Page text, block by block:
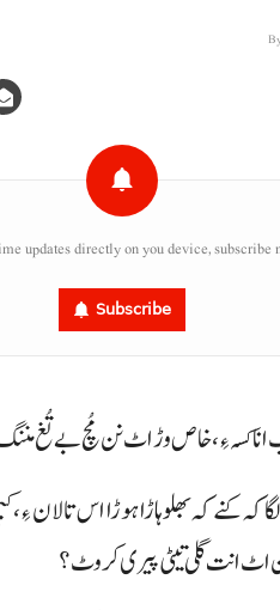
updates directly on you device, subscribe
Subscribe
کسہ ءِ، خاص وڑ اٹ نن مُچ بے تُغ
کنے کہ بھلو ہاڑا ہوڑا اس
انت گلی تیٹی پیری کروٹ؟